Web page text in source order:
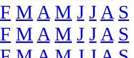
F M A M J J A S
F M A M J J A S